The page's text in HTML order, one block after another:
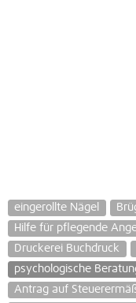
eingerollte Nägel
Hilfe für pflegende
Druckerei Buchdruck
psychologische
Antrag auf